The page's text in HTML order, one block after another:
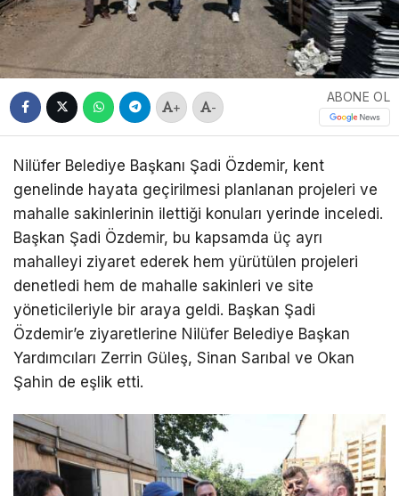
+ -
ABONE OL
Nilüfer Belediye Başkanı Şadi Özdemir, kent
genelinde hayata geçirilmesi planlanan projeleri ve
mahalle sakinlerinin ilettiği konuları yerinde inceledi.
Başkan Şadi Özdemir, bu kapsamda üç ayrı
mahalleyi ziyaret ederek hem yürütülen projeleri
denetledi hem de mahalle sakinleri ve site
yöneticileriyle bir araya geldi. Başkan Şadi
Özdemir’e ziyaretlerine Nilüfer Belediye Başkan
Yardımcıları Zerrin Güleş, Sinan Sarıbal ve Okan
Şahin de eşlik etti.